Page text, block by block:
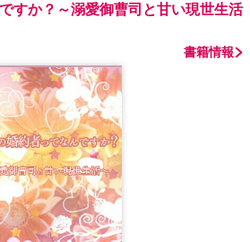
すか？～溺愛御曹司と甘い現世生活
書籍情報